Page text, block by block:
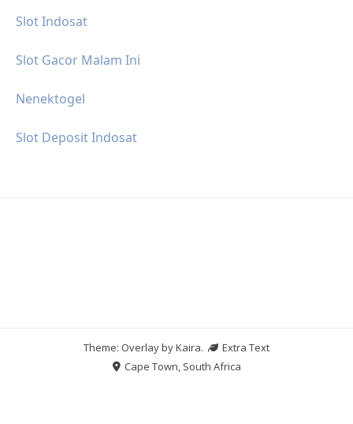
Slot Indosat
Slot Gacor Malam Ini
Nenektogel
Slot Deposit Indosat
Theme: Overlay byKaira.
Extra Text
Cape Town, South Africa